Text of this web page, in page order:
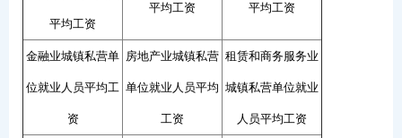
平均工资
平均工资 平均工资
金融业城镇私营单
位就业人员平均工
资
房地产业城镇私营
单位就业人员平均
工资
租赁和商务服务业
城镇私营单位就业
人员平均工资